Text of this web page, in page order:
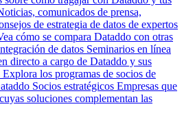
comunicados de prensa,
de estrategia de datos de expertos
cómo se compara Dataddo con otras
de datos Seminarios en línea
directo a cargo de Dataddo y sus
Explora los programas de socios de
Socios estratégicos Empresas que
soluciones complementan las